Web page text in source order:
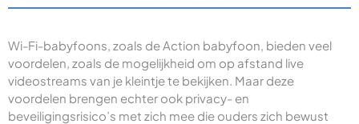
Wi-Fi-babyfoons, zoals de Action babyfoon, bieden veel
voordelen, zoals de mogelijkheid om op afstand live
videostreams van je kleintje te bekijken. Maar deze
voordelen brengen echter ook privacy- en
beveiligingsrisico’s met zich mee die ouders zich bewust